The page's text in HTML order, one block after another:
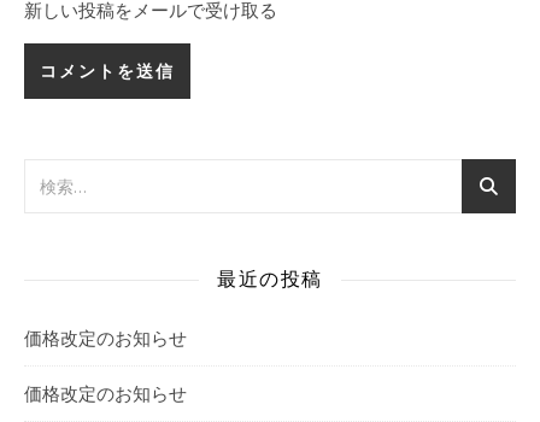
新しい投稿をメールで受け取る
最近の投稿
価格改定のお知らせ
価格改定のお知らせ